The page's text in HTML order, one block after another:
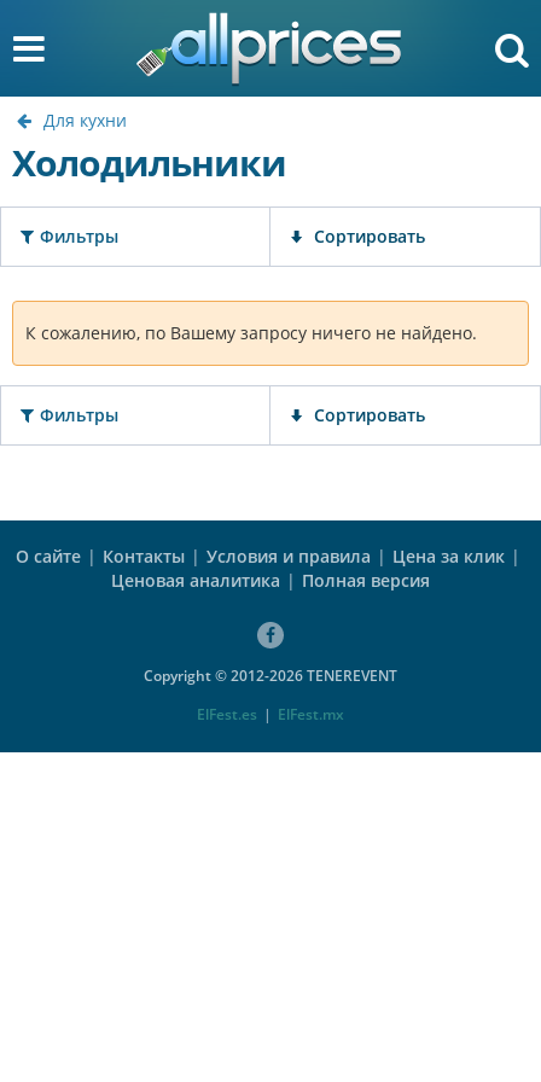
Для кухни
Холодильники
Фильтры Сортировать
К сожалению, по Вашему запросу ничего не найдено.
Фильтры Сортировать
О сайте | Контакты | Условия и правила | Цена за клик |
Ценовая аналитика | Полная версия
Copyright © 2012-2026 TENEREVENT
ElFest.es | ElFest.mx